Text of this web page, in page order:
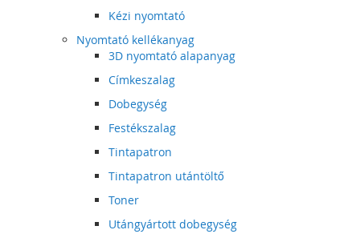
Kézi nyomtató
Nyomtató kellékanyag
3D nyomtató alapanyag
Címkeszalag
Dobegység
Festékszalag
Tintapatron
Tintapatron utántöltő
Toner
Utángyártott dobegység